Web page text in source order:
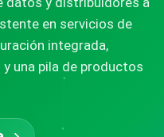
en servicios de
integrada,
una pila de productos